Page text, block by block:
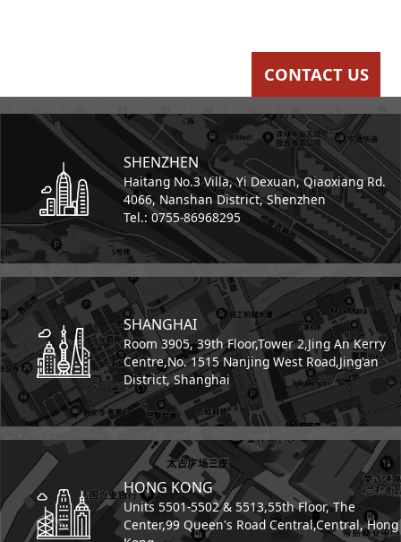
CONTACT US
SHENZHEN
Haitang No.3 Villa,Yi Dexuan,Qiaoxiang Rd.
4066, Nanshan District, Shenzhen
Tel.: 0755-86968295
SHANGHAI
Room 3905, 39th Floor,Tower 2,Jing An Kerry
Centre,No. 1515 Nanjing West Road,Jing'an
District, Shanghai
HONG KONG
Units 5501-5502 & 5513,55th Floor, The
Center,99 Queen's Road Central,Central, Hong